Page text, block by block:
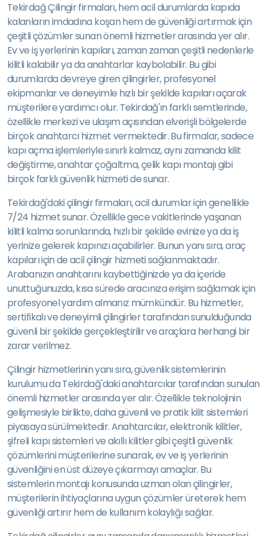
Tekirdağ Çilingir firmaları, hem acil durumlarda kapıda
kalanların imdadına koşan hem de güvenliği artırmak için
çeşitli çözümler sunan önemli hizmetler arasında yer alır.
Ev ve iş yerlerinin kapıları, zaman zaman çeşitli nedenlerle
kilitli kalabilir ya da anahtarlar kaybolabilir. Bu gibi
durumlarda devreye giren çilingirler, profesyonel
ekipmanlar ve deneyimle hızlı bir şekilde kapıları açarak
müşterilere yardımcı olur. Tekirdağ'ın farklı semtlerinde,
özellikle merkezi ve ulaşım açısından elverişli bölgelerde
birçok anahtarcı hizmet vermektedir. Bu firmalar, sadece
kapı açma işlemleriyle sınırlı kalmaz, aynı zamanda kilit
değiştirme, anahtar çoğaltma, çelik kapı montajı gibi
birçok farklı güvenlik hizmeti de sunar.
Tekirdağ'daki çilingir firmaları, acil durumlar için genellikle
7/24 hizmet sunar. Özellikle gece vakitlerinde yaşanan
kilitli kalma sorunlarında, hızlı bir şekilde evinize ya da iş
yerinize gelerek kapınızı açabilirler. Bunun yanı sıra, araç
kapıları için de acil çilingir hizmeti sağlanmaktadır.
Arabanızın anahtarını kaybettiğinizde ya da içeride
unuttuğunuzda, kısa sürede aracınıza erişim sağlamak için
profesyonel yardım almanız mümkündür. Bu hizmetler,
sertifikalı ve deneyimli çilingirler tarafından sunulduğunda
güvenli bir şekilde gerçekleştirilir ve araçlara herhangi bir
zarar verilmez.
Çilingir hizmetlerinin yanı sıra, güvenlik sistemlerinin
kurulumu da Tekirdağ'daki anahtarcılar tarafından sunulan
önemli hizmetler arasında yer alır. Özellikle teknolojinin
gelişmesiyle birlikte, daha güvenli ve pratik kilit sistemleri
piyasaya sürülmektedir. Anahtarcılar, elektronik kilitler,
şifreli kapı sistemleri ve akıllı kilitler gibi çeşitli güvenlik
çözümlerini müşterilerine sunarak, ev ve iş yerlerinin
güvenliğini en üst düzeye çıkarmayı amaçlar. Bu
sistemlerin montajı konusunda uzman olan çilingirler,
müşterilerin ihtiyaçlarına uygun çözümler üreterek hem
güvenliği artırır hem de kullanım kolaylığı sağlar.